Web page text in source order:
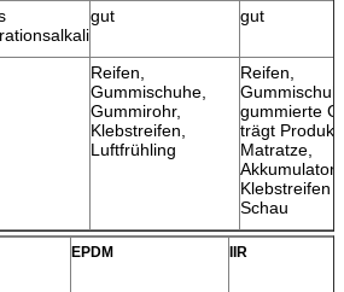
gut gut
Reifen,
Gummischuhe,
Gummirohr,
Klebstreifen,
Luftfrühling
Reifen,
gummierte
trägt
Matratze,
Klebstreifen
Schau
EPDM IIR